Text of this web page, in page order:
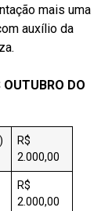
mais uma
auxílio da
OUTUBRO DO
R$
2.000,00
R$
2.000,00